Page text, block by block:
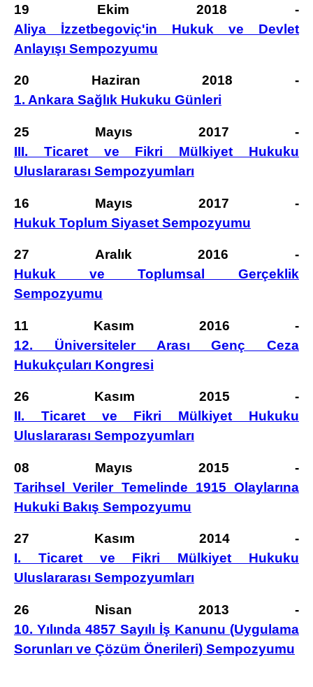
19 Ekim 2018 -
Aliya İzzetbegoviç'in Hukuk ve Devlet
Anlayışı Sempozyumu
20 Haziran 2018 -
1. Ankara Sağlık Hukuku Günleri
25 Mayıs 2017 -
III. Ticaret ve Fikri Mülkiyet Hukuku
Uluslararası Sempozyumları
16 Mayıs 2017 -
Hukuk Toplum Siyaset Sempozyumu
27 Aralık 2016 -
Hukuk ve Toplumsal Gerçeklik
Sempozyumu
11 Kasım 2016 -
12. Üniversiteler Arası Genç Ceza
Hukukçuları Kongresi
26 Kasım 2015 -
II. Ticaret ve Fikri Mülkiyet Hukuku
Uluslararası Sempozyumları
08 Mayıs 2015 -
Tarihsel Veriler Temelinde 1915 Olaylarına
Hukuki Bakış Sempozyumu
27 Kasım 2014 -
I. Ticaret ve Fikri Mülkiyet Hukuku
Uluslararası Sempozyumları
26 Nisan 2013 -
10. Yılında 4857 Sayılı İş Kanunu (Uygulama
Sorunları ve Çözüm Önerileri) Sempozyumu